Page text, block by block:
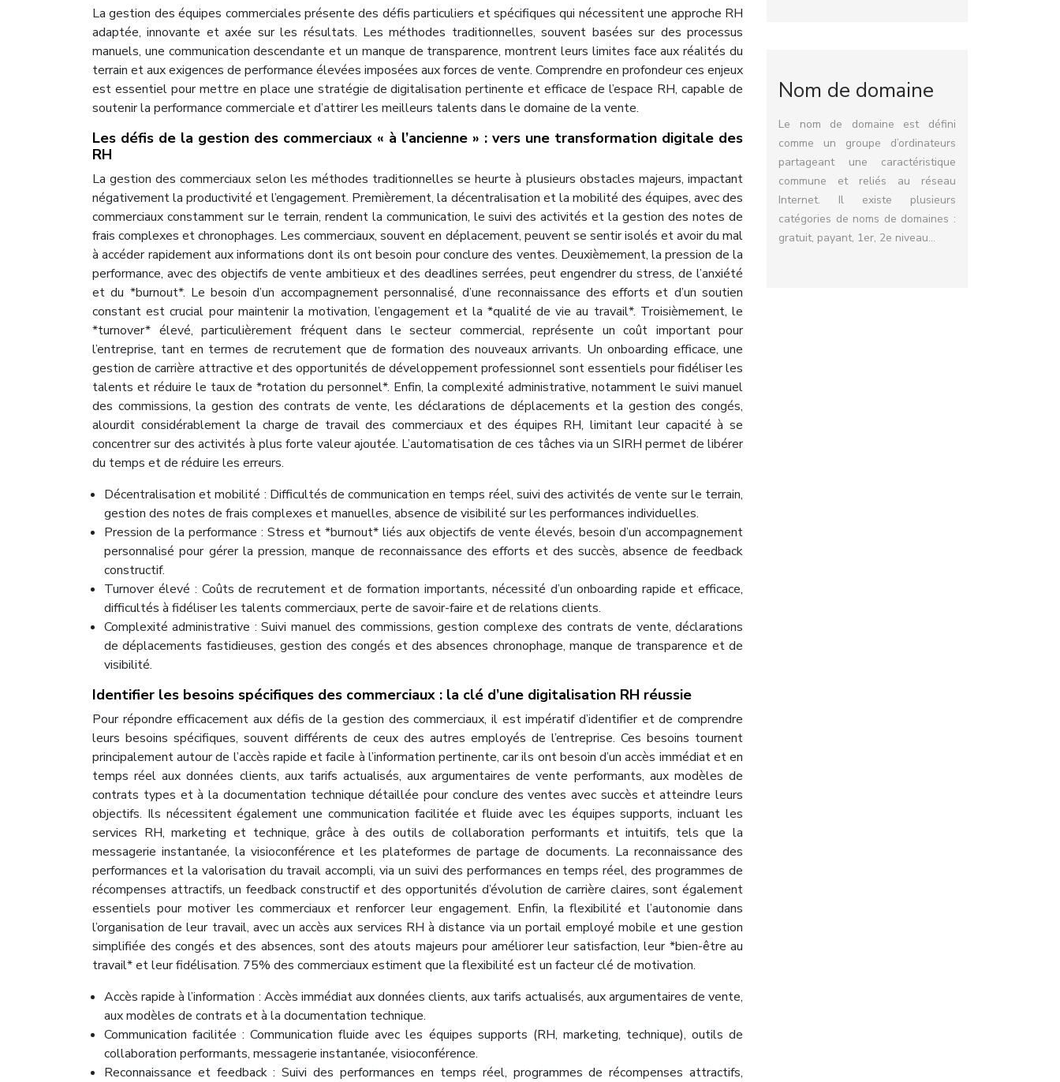
La gestion des équipes commerciales présente des défis particuliers et spécifiques qui nécessitent une approche RH
adaptée, innovante et axée sur les résultats. Les méthodes traditionnelles, souvent basées sur des processus
manuels, une communication descendante et un manque de transparence, montrent leurs limites face aux réalités du
terrain et aux exigences de performance élevées imposées aux forces de vente. Comprendre en profondeur ces enjeux
est essentiel pour mettre en place une stratégie de digitalisation pertinente et efficace de l’espace RH, capable de
soutenir la performance commerciale et d’attirer les meilleurs talents dans le domaine de la vente.
Les défis de la gestion des commerciaux « à l’ancienne » : vers une transformation digitale des
RH
La gestion des commerciaux selon les méthodes traditionnelles se heurte à plusieurs obstacles majeurs, impactant
négativement la productivité et l’engagement. Premièrement, la décentralisation et la mobilité des équipes, avec des
commerciaux constamment sur le terrain, rendent la communication, le suivi des activités et la gestion des notes de
frais complexes et chronophages. Les commerciaux, souvent en déplacement, peuvent se sentir isolés et avoir du mal
à accéder rapidement aux informations dont ils ont besoin pour conclure des ventes. Deuxièmement, la pression de la
performance, avec des objectifs de vente ambitieux et des deadlines serrées, peut engendrer du stress, de l’anxiété
et du *burnout*. Le besoin d’un accompagnement personnalisé, d’une reconnaissance des efforts et d’un soutien
constant est crucial pour maintenir la motivation, l’engagement et la *qualité de vie au travail*. Troisièmement, le
*turnover* élevé, particulièrement fréquent dans le secteur commercial, représente un coût important pour
l’entreprise, tant en termes de recrutement que de formation des nouveaux arrivants. Un onboarding efficace, une
gestion de carrière attractive et des opportunités de développement professionnel sont essentiels pour fidéliser les
talents et réduire le taux de *rotation du personnel*. Enfin, la complexité administrative, notamment le suivi manuel
des commissions, la gestion des contrats de vente, les déclarations de déplacements et la gestion des congés,
alourdit considérablement la charge de travail des commerciaux et des équipes RH, limitant leur capacité à se
concentrer sur des activités à plus forte valeur ajoutée. L’automatisation de ces tâches via un SIRH permet de libérer
du temps et de réduire les erreurs.
Décentralisation et mobilité : Difficultés de communication en temps réel, suivi des activités de vente sur le terrain,
gestion des notes de frais complexes et manuelles, absence de visibilité sur les performances individuelles.
Pression de la performance : Stress et *burnout* liés aux objectifs de vente élevés, besoin d’un accompagnement
personnalisé pour gérer la pression, manque de reconnaissance des efforts et des succès, absence de feedback
constructif.
Turnover élevé : Coûts de recrutement et de formation importants, nécessité d’un onboarding rapide et efficace,
difficultés à fidéliser les talents commerciaux, perte de savoir-faire et de relations clients.
Complexité administrative : Suivi manuel des commissions, gestion complexe des contrats de vente, déclarations
de déplacements fastidieuses, gestion des congés et des absences chronophage, manque de transparence et de
visibilité.
Identifier les besoins spécifiques des commerciaux : la clé d’une digitalisation RH réussie
Pour répondre efficacement aux défis de la gestion des commerciaux, il est impératif d’identifier et de comprendre
leurs besoins spécifiques, souvent différents de ceux des autres employés de l’entreprise. Ces besoins tournent
principalement autour de l’accès rapide et facile à l’information pertinente, car ils ont besoin d’un accès immédiat et en
temps réel aux données clients, aux tarifs actualisés, aux argumentaires de vente performants, aux modèles de
contrats types et à la documentation technique détaillée pour conclure des ventes avec succès et atteindre leurs
objectifs. Ils nécessitent également une communication facilitée et fluide avec les équipes supports, incluant les
services RH, marketing et technique, grâce à des outils de collaboration performants et intuitifs, tels que la
messagerie instantanée, la visioconférence et les plateformes de partage de documents. La reconnaissance des
performances et la valorisation du travail accompli, via un suivi des performances en temps réel, des programmes de
récompenses attractifs, un feedback constructif et des opportunités d’évolution de carrière claires, sont également
essentiels pour motiver les commerciaux et renforcer leur engagement. Enfin, la flexibilité et l’autonomie dans
l’organisation de leur travail, avec un accès aux services RH à distance via un portail employé mobile et une gestion
simplifiée des congés et des absences, sont des atouts majeurs pour améliorer leur satisfaction, leur *bien-être au
travail* et leur fidélisation. 75% des commerciaux estiment que la flexibilité est un facteur clé de motivation.
Accès rapide à l’information : Accès immédiat aux données clients, aux tarifs actualisés, aux argumentaires de vente,
aux modèles de contrats et à la documentation technique.
Communication facilitée : Communication fluide avec les équipes supports (RH, marketing, technique), outils de
collaboration performants, messagerie instantanée, visioconférence.
Reconnaissance et feedback : Suivi des performances en temps réel, programmes de récompenses attractifs,
Nom de domaine
Le nom de domaine est défini
comme un groupe d’ordinateurs
partageant une caractéristique
commune et reliés au réseau
Internet. Il existe plusieurs
catégories de noms de domaines :
gratuit, payant, 1er, 2e niveau…